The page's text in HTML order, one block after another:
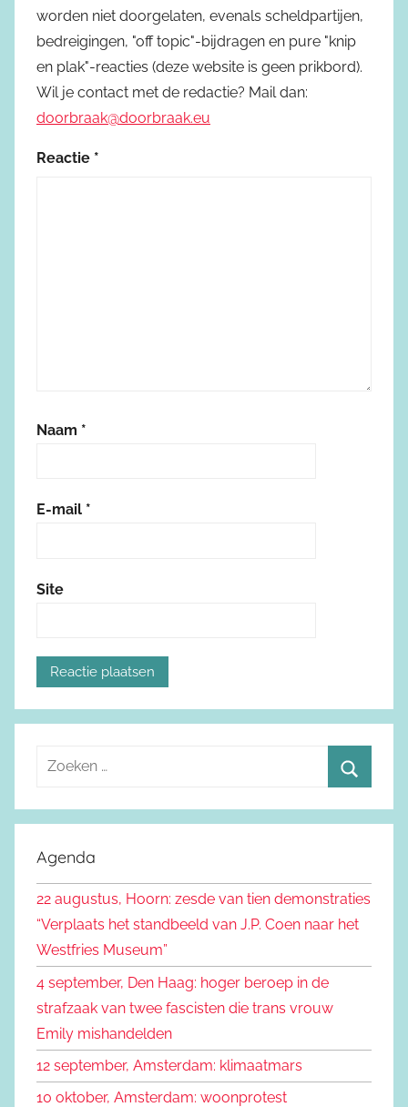
worden niet doorgelaten, evenals scheldpartijen,
bedreigingen, "off topic"-bijdragen en pure "knip
en plak"-reacties (deze website is geen prikbord).
Wil je contact met de redactie? Mail dan:
doorbraak@doorbraak.eu
Reactie *
Naam *
E-mail *
Site
e
e
n
a
r
:
o
e
n
Agenda
22 augustus, Hoorn: zesde van tien demonstraties
“Verplaats het standbeeld van J.P. Coen naar het
Westfries Museum”
4 september, Den Haag: hoger beroep in de
strafzaak van twee fascisten die trans vrouw
Emily mishandelden
12 september, Amsterdam: klimaatmars
10 oktober, Amsterdam: woonprotest